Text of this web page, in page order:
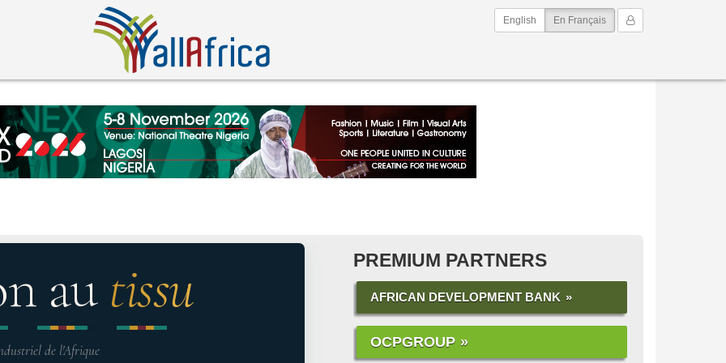
Mon Compte
English En Français(current)
au tissu
de l'Afrique
PREMIUM PARTNERS
AFRICAN DEVELOPMENT BANK
OCPGROUP